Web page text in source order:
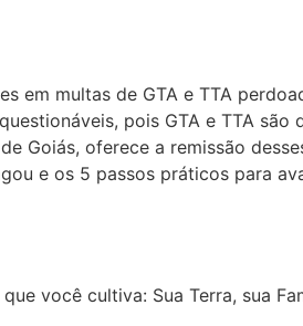
em multas de GTA e TTA
pois GTA e TTA
Goiás, oferece a remissão
e os 5 passos práticos para
você cultiva: Sua Terra, sua